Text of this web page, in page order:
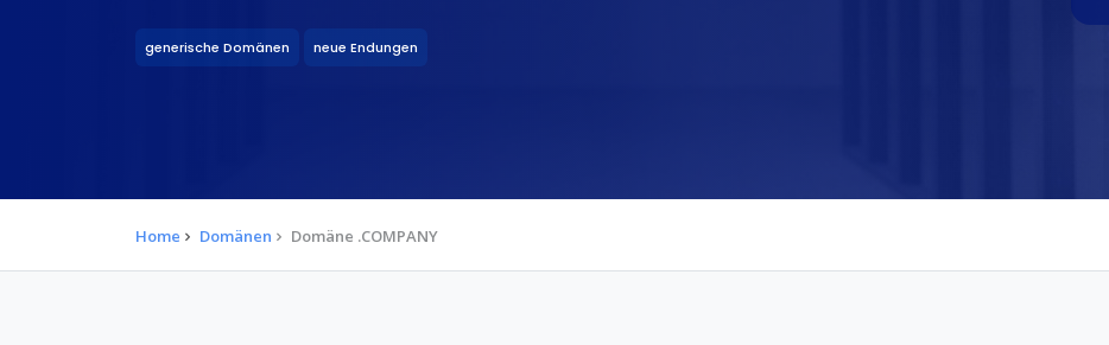
generische Domänen neue Endungen
Home Domänen Domäne .COMPANY